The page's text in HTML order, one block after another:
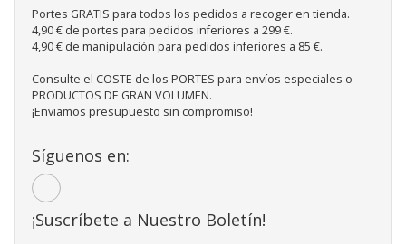
Portes GRATIS para todos los pedidos a recoger en tienda.
4,90 € de portes para pedidos inferiores a 299 €.
4,90 € de manipulación para pedidos inferiores a 85 €.
Consulte el COSTE de los PORTES para envíos especiales o
PRODUCTOS DE GRAN VOLUMEN.
¡Enviamos presupuesto sin compromiso!
Síguenos en:
¡Suscríbete a Nuestro Boletín!